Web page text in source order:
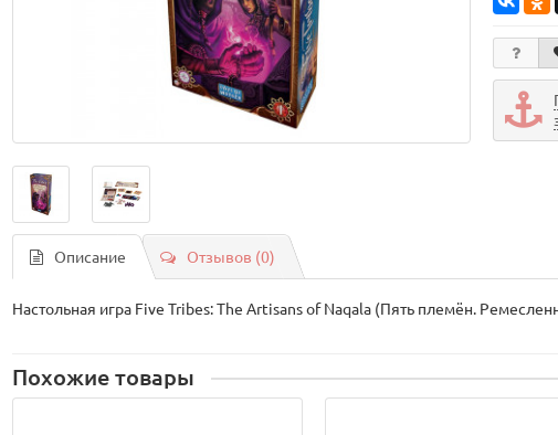
Описание Отзывов (0)
Настольная игра Five Tribes: The Artisans of Naqala (Пять племён.
Похожие товары